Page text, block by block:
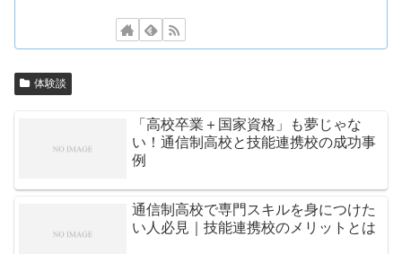
体験談
「高校卒業＋国家資格」も夢じゃな
い！通信制高校と技能連携校の成功事
例
通信制高校で専門スキルを身につけた
い人必見｜技能連携校のメリットとは